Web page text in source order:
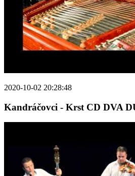
2020-10-02 20:28:48
Kandráčovci - Krst CD DVA